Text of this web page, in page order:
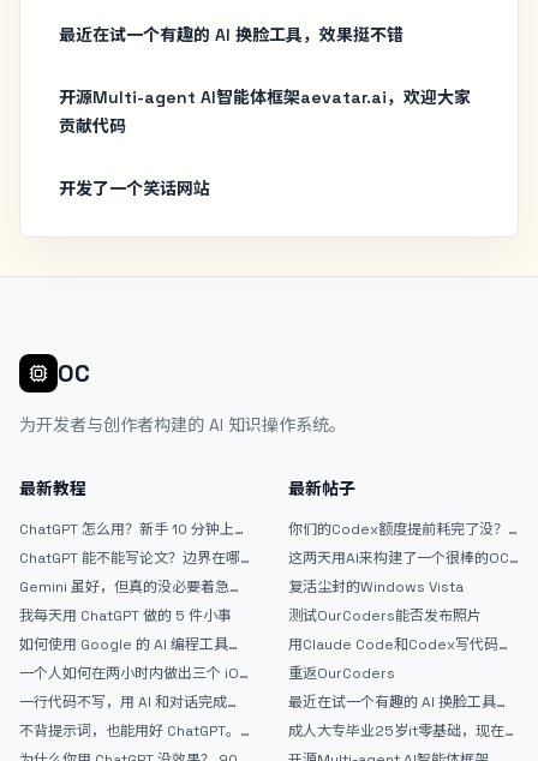
最近在试一个有趣的 AI 换脸工具，效果挺不错
开源Multi-agent AI智能体框架aevatar.ai，欢迎大家
贡献代码
开发了一个笑话网站
OC
为开发者与创作者构建的 AI 知识操作系统。
最新教程
ChatGPT 怎么用？新手 10 分钟上手
ChatGPT 能不能写论文？边界在哪
Gemini 虽好，但真的没必要着急放
弃 ChatGPT
我每天用 ChatGPT 做的 5 件小事
如何使用 Google 的 AI 编程工具
AntiGravity：独立开发者的新时代
武器
一个人如何在两小时内做出三个 iOS
APP？｜AntiGravity + Gemini 3 实
战完整记录
一行代码不写，用 AI 和对话完成一
个完整网站：《图书天堂》实战记录
不背提示词，也能用好 ChatGPT。
一个万能提问模板
最新帖子
你们的Codex额度提前耗完了没？
戒断反应如何？
这两天用AI来构建了一个很棒的OC
论坛精华区
复活尘封的Windows Vista
测试OurCoders能否发布照片
用Claude Code和Codex写代码真
的爽，但是App怎么挣钱还是很难啊
重返OurCoders
最近在试一个有趣的 AI 换脸工具，
效果挺不错
成人大专毕业25岁it零基础，现在想
考软件设计师，有什么好的建议吗，